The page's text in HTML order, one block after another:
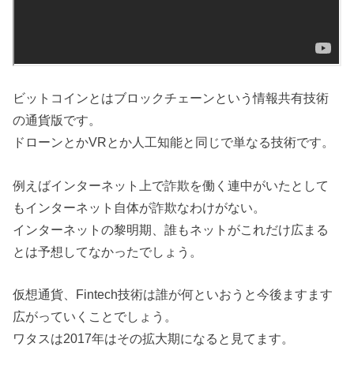
ビットコインとはブロックチェーンという情報共有技術
の通貨版です。
ドローンとかVRとか人工知能と同じで単なる技術です。
例えばインターネット上で詐欺を働く連中がいたとして
もインターネット自体が詐欺なわけがない。
インターネットの黎明期、誰もネットがこれだけ広まる
とは予想してなかったでしょう。
仮想通貨、Fintech技術は誰が何といおうと今後ますます
広がっていくことでしょう。
ワタスは2017年はその拡大期になると見てます。